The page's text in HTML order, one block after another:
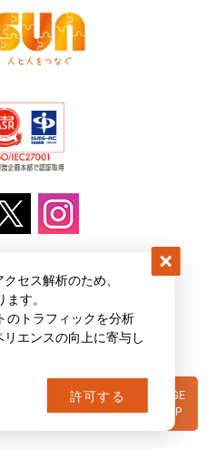
セス解析のため、
す。
のトラフィックを分析
エンスの向上に寄与し
許可する
PAGE
TOP